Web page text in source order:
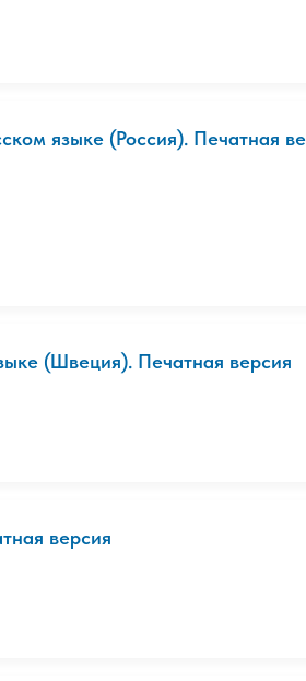
языке (Россия). Печатная
(Швеция). Печатная версия
версия